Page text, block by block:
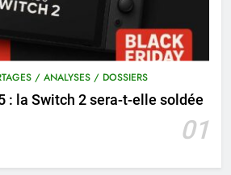
/ ANALYSES / DOSSIERS
: la Switch 2 sera-t-elle soldée
01